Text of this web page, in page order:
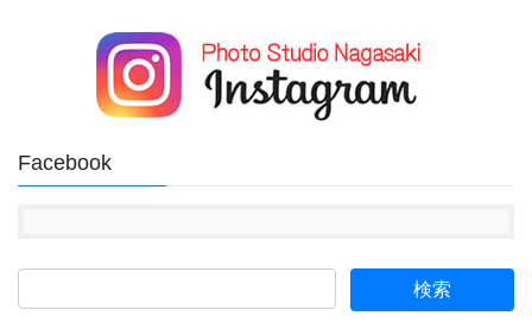
Facebook